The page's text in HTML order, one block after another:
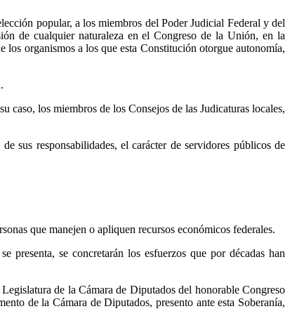
popular, a los miembros del Poder Judicial Federal y del
de cualquier naturaleza en el Congreso de la Unión, en la
organismos a los que esta Constitución otorgue autonomía,
caso, los miembros de los Consejos de las Judicaturas locales,
sus responsabilidades, el carácter de servidores públicos de
que manejen o apliquen recursos económicos federales.
presenta, se concretarán los esfuerzos que por décadas han
de la Cámara de Diputados del honorable Congreso
de la Cámara de Diputados, presento ante esta Soberanía,